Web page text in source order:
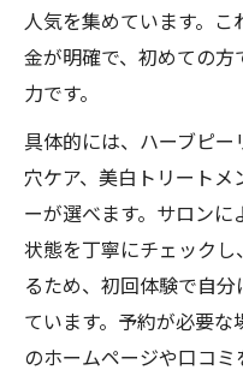
人気を集めています。
金が明確で、初めての
力です。
具体的には、ハーブピ
穴ケア、美白トリート
ーが選べます。サロン
状態を丁寧にチェック
るため、初回体験で自
ています。予約が必要
のホームページや口コ